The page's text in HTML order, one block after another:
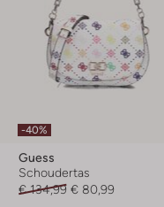
-40%
Guess
Schoudertas
€ 134,99 € 80,99